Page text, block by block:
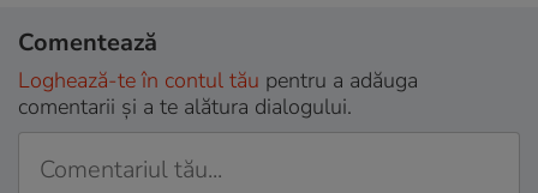
Comentează
Loghează-te în contul tău pentru a adăuga
comentarii și a te alătura dialogului.